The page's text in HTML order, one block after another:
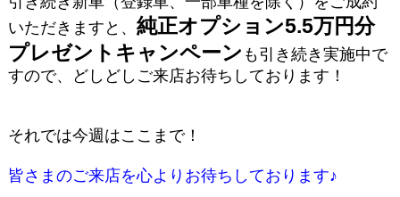
いただきますと、 純正オプション5.5万円分
プレゼントキャンペーン も引き続き実施中で
すので、どしどしご来店お待ちしております！
それでは今週はここまで！
皆さまのご来店を心よりお待ちしております♪